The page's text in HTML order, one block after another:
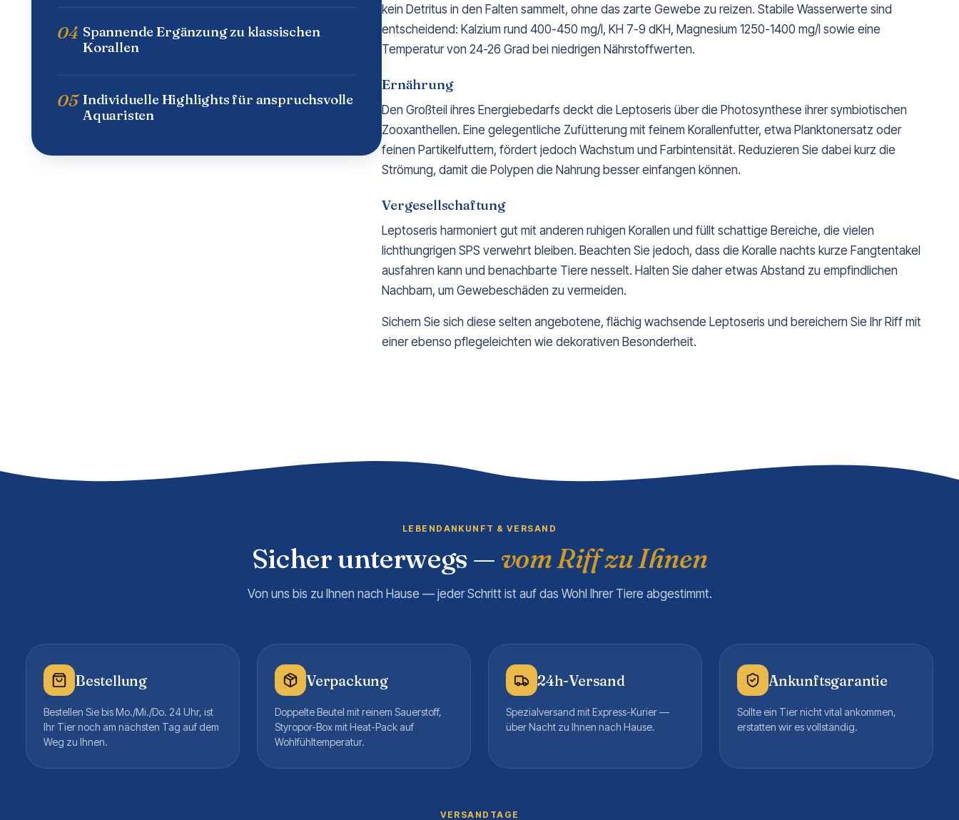
04 Spannende Ergänzung zu klassischen
Korallen
05 Individuelle Highlights für anspruchsvolle
Aquaristen
kein Detritus in den Falten sammelt, ohne das zarte Gewebe zu reizen. Stabile Wasserwerte sind
entscheidend: Kalzium rund 400-450 mg/l, KH 7-9 dKH, Magnesium 1250-1400 mg/l sowie eine
Temperatur von 24-26 Grad bei niedrigen Nährstoffwerten.
Ernährung
Den Großteil ihres Energiebedarfs deckt die Leptoseris über die Photosynthese ihrer symbiotischen
Zooxanthellen. Eine gelegentliche Zufütterung mit feinem Korallenfutter, etwa Planktonersatz oder
feinen Partikelfuttern, fördert jedoch Wachstum und Farbintensität. Reduzieren Sie dabei kurz die
Strömung, damit die Polypen die Nahrung besser einfangen können.
Vergesellschaftung
Leptoseris harmoniert gut mit anderen ruhigen Korallen und füllt schattige Bereiche, die vielen
lichthungrigen SPS verwehrt bleiben. Beachten Sie jedoch, dass die Koralle nachts kurze Fangtentakel
ausfahren kann und benachbarte Tiere nesselt. Halten Sie daher etwas Abstand zu empfindlichen
Nachbarn, um Gewebeschäden zu vermeiden.
Sichern Sie sich diese selten angebotene, flächig wachsende Leptoseris und bereichern Sie Ihr Riff mit
einer ebenso pflegeleichten wie dekorativen Besonderheit.
LEBENDANKUNFT & VERSAND
Sicher unterwegs — vom Riff zu Ihnen
Von uns bis zu Ihnen nach Hause — jeder Schritt ist auf das Wohl Ihrer Tiere abgestimmt.
Bestellung
Bestellen Sie bis Mo./Mi./Do. 24 Uhr, ist
Ihr Tier noch am nächsten Tag auf dem
Weg zu Ihnen.
Verpackung
Doppelte Beutel mit reinem Sauerstoff,
Styropor-Box mit Heat-Pack auf
Wohlfühltemperatur.
24h-Versand
Spezialversand mit Express-Kurier —
über Nacht zu Ihnen nach Hause.
Ankunftsgarantie
Sollte ein Tier nicht vital ankommen,
erstatten wir es vollständig.
VERSANDTAGE